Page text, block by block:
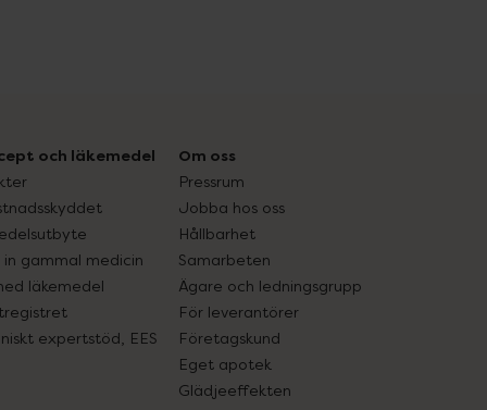
och läkemedel
in gammal medicin
läkemedel
expertstöd, EES
Om oss
Pressrum
Jobba hos oss
Hållbarhet
Samarbeten
Ägare och ledningsgrupp
För leverantörer
Företagskund
Eget apotek
Glädjeeffekten